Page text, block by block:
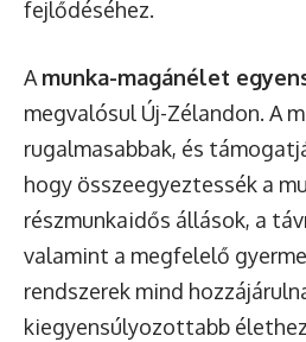
fejlődéséhez.
A munka-magánélet
megvalósul Új-Zélandon. A
rugalmasabbak, és
hogy összeegyeztessék a
részmunkaidős állások, a
valamint a megfelelő
rendszerek mind
kiegyensúlyozottabb